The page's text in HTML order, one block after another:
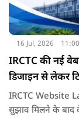
16 Jul, 2026
IRCTC की नई
डिजाइन से लेकर
IRCTC Website
सुझाव मिलने के बाद